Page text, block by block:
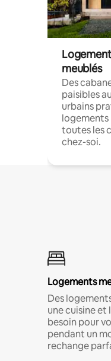
meublés
Des
paisibles
urbains
toutes les
chez-soi.
Logements
Des
une cuisine
besoin pour
pendant un
rechange